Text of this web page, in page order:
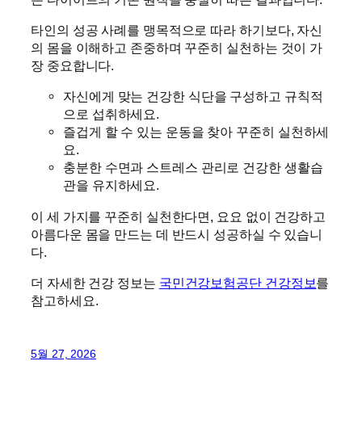
타인의 성공 사례를 맹목적으로 따라 하기보다, 자신
의 몸을 이해하고 존중하며 꾸준히 실천하는 것이 가
장 중요합니다.
자신에게 맞는 건강한 식단을 구성하고 규칙적
으로 섭취하세요.
즐겁게 할 수 있는 운동을 찾아 꾸준히 실천하세
요.
충분한 수면과 스트레스 관리로 건강한 생활습
관을 유지하세요.
이 세 가지를 꾸준히 실천한다면, 요요 없이 건강하고
아름다운 몸을 만드는 데 반드시 성공하실 수 있습니
다.
더 자세한 건강 정보는 국민건강보험공단 건강정보를
참고하세요.
5월 27, 2026